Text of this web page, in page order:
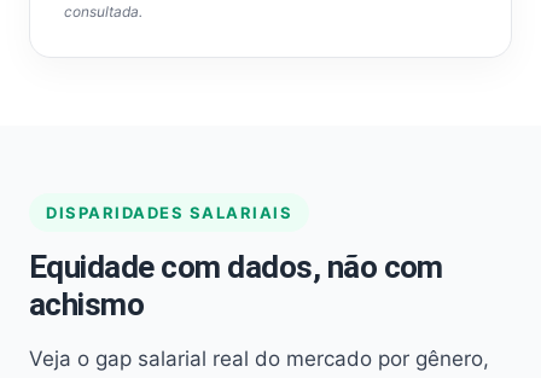
consultada.
DISPARIDADES SALARIAIS
Equidade com dados, não com
achismo
Veja o gap salarial real do mercado por gênero,